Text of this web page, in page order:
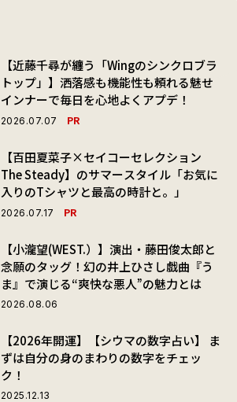
【近藤千尋が纏う「Wingのシンクロブラ
トップ」】洒落感も機能性も頼れる魅せ
インナーで毎日を心地よくアプデ！
2026.07.07 PR
【百田夏菜子×セイコーセレクション
The Steady】のサマースタイル「お気に
入りのTシャツと最高の時計と。」
2026.07.17 PR
【小瀧望(WEST.）】演出・藤田俊太郎と
念願のタッグ！幻の井上ひさし戯曲『う
ま』で演じる“爽快な悪人”の魅力とは
2026.08.06
【2026年開運】【シウマの数字占い】 ま
ずは自分の身のまわりの数字をチェッ
ク！
2025.12.13